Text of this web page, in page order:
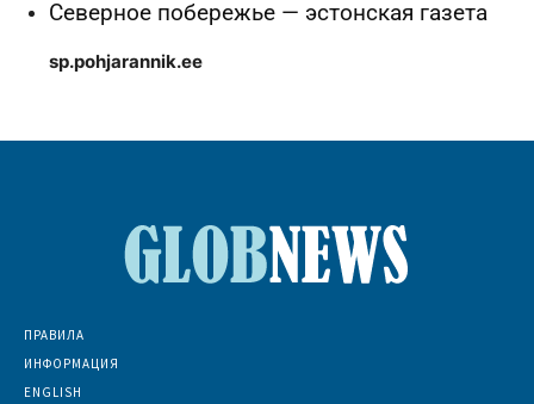
Северное побережье — эстонская газета
sp.pohjarannik.ee
ПРАВИЛА
ИНФОРМАЦИЯ
ENGLISH